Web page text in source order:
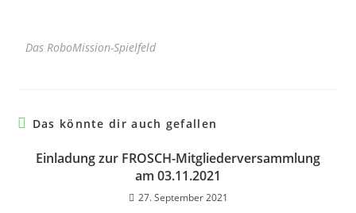
Das RoboMission-Spielfeld
Das könnte dir auch gefallen
Einladung zur FROSCH-Mitgliederversammlung
am 03.11.2021
27. September 2021